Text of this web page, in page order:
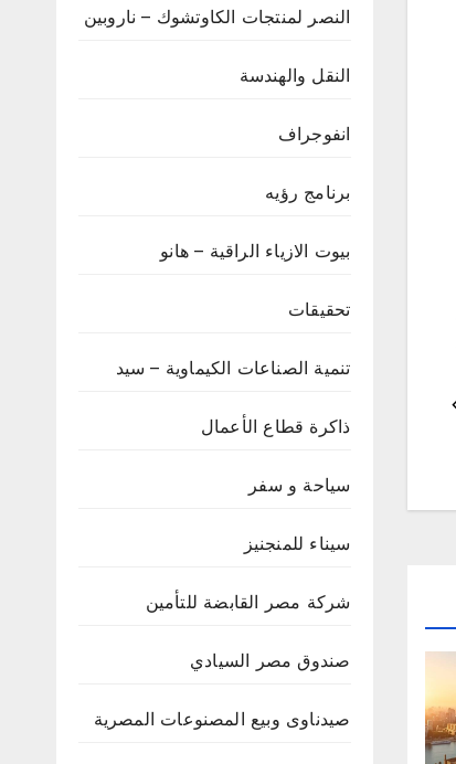
النصر لمنتجات الكاوتشوك – ناروبين
النقل والهندسة
انفوجراف
برنامج رؤيه
بيوت الازياء الراقية – هانو
تحقيقات
تنمية الصناعات الكيماوية – سيد
ذاكرة قطاع الأعمال
سياحة و سفر
سيناء للمنجنيز
شركة مصر القابضة للتأمين
صندوق مصر السيادي
صيدناوى وبيع المصنوعات المصرية